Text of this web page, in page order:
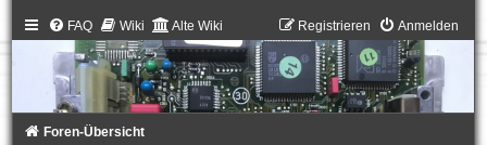
FAQ Wiki Alte Wiki Anmelden
Registrieren
Foren-Übersicht